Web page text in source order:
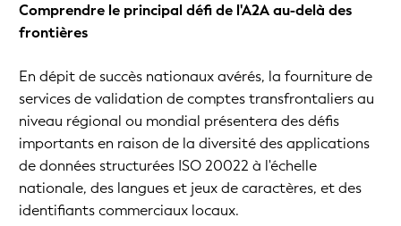
Comprendre le principal défi de l'A2A au-delà des
frontières
En dépit de succès nationaux avérés, la fourniture de
services de validation de comptes transfrontaliers au
niveau régional ou mondial présentera des défis
importants en raison de la diversité des applications
de données structurées ISO 20022 à l'échelle
nationale, des langues et jeux de caractères, et des
identifiants commerciaux locaux.